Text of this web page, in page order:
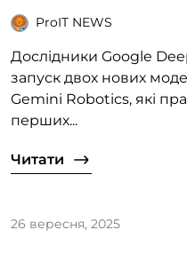
ProIT NEWS
Дослідники Google
запуск двох нових
Gemini Robotics, які
перших...
Читати
26 вересня, 2025